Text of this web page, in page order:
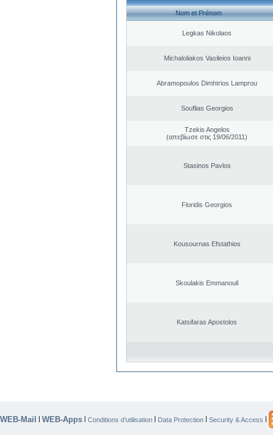
Nom et Prénom
Legkas Nikolaos
Michaloliakos Vasileios Ioanni
Abramopoulos Dimhtrios Lamprou
Souflias Georgios
Tzekis Angelos
(απεβίωσε στις 19/06/2011)
Stasinos Pavlos
Floridis Georgios
Kousournas Efstathios
Skoulakis Emmanouil
Katsifaras Apostolos
WEB-Mail WEB-Apps Conditions d’utilisation Data Protection Security & Access